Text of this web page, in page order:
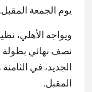
يوم الجمعة المقبل.
ويواجه الأهلي،
نصف نهائي
الجديد، في
المقبل.